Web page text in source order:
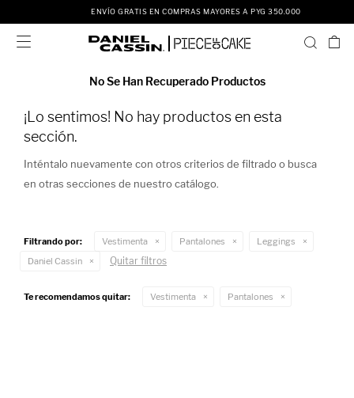
ENVÍO GRATIS EN COMPRAS MAYORES A PYG 350.000

No Se Han Recuperado Productos
¡Lo sentimos! No hay productos en esta
sección.
Inténtalo nuevamente con otros criterios de filtrado o busca
en otras secciones de nuestro catálogo.
Filtrando por: Vestimenta Pantalones
Leggings
Daniel Cassin
Quitar filtros
Te recomendamos quitar: Vestimenta Pantalones